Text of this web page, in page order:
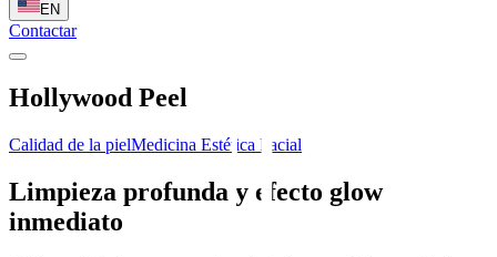
EN
Contactar
Hollywood Peel
Calidad de la pielMedicina Estética Facial
Limpieza profunda y efecto glow
inmediato